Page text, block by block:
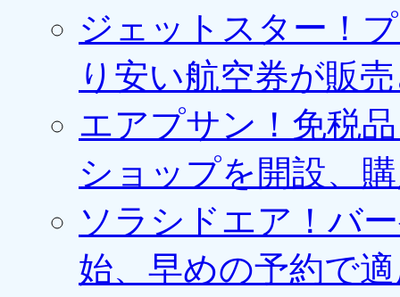
ジェットスター！
り安い航空券が販
エアプサン！免税
ショップを開設、
ソラシドエア！バ
始、早めの予約で